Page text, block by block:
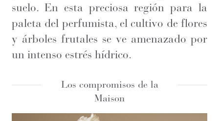
suelo. En esta preciosa región para la
paleta del perfumista, el cultivo de flores
y árboles frutales se ve amenazado por
un intenso estrés hídrico.
Los compromisos de la
Maison